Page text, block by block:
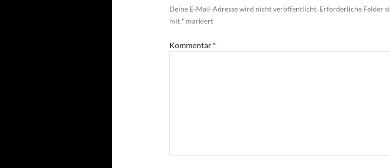
Deine E-Mail-Adresse wird nicht veröffentlicht. Erforderliche Felder
mit * markiert
Kommentar *